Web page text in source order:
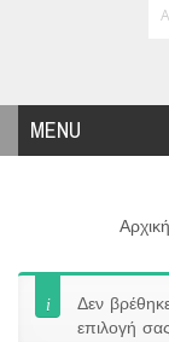
MENU
Αρχική
Δεν
επιλογή